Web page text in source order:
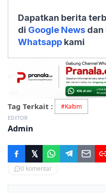
Dapatkan berita
di Google News dan
Whatsapp kami
Tag Terkait : #Kaltim
EDITOR
Admin
0 komentar